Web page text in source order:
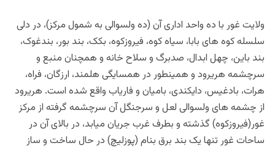
ولایت غور با ده واحد اداری آن (ده ولسوالی به شمول مرکز)، در دلی
سلسله کوه های بابا، سیاه کوه، فیروزکوه، بکک، بند بور، بندغوک،
بند باین، چهل ابدال، صدبرگ و سلاح خانه و همچنان منبع و
سرچشمه هریرود و همینطور در همسایگی هلمند، ارزگان، فراه،
هرات، بادغیس، دایکندی، بامیان و فاریاب واقع شده است. هریرود
از چشمه های ولسوالی لعل و سرجنگل آن سرچشمه گرفته از مرکز
غور(فیروزکوه) گذشته و بطرف غرب جریان میابد، در بالای آن در
ساحات غور تنها یک بند برق بنام (پوزلیچ) در حال ساخت و ساز